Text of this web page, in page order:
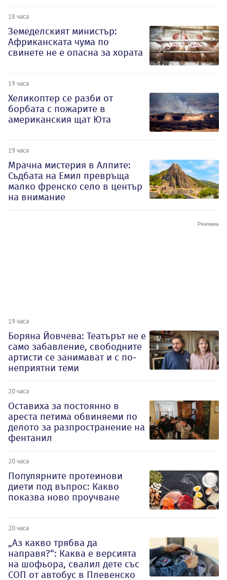
18 часа
Земеделският министър:
Африканската чума по
свинете не е опасна за хората
19 часа
Хеликоптер се разби от
борбата с пожарите в
американския щат Юта
19 часа
Мрачна мистерия в Алпите:
Съдбата на Емил превръща
малко френско село в център
на внимание
19 часа
Боряна Йовчева: Театърът не е
само забавление, свободните
артисти се занимават и с по-
неприятни теми
20 часа
Оставиха за постоянно в
ареста петима обвиняеми по
делото за разпространение на
фентанил
20 часа
Популярните протеинови
диети под въпрос: Какво
показва ново проучване
20 часа
„Аз какво трябва да
направя?“: Каква е версията
на шофьора, свалил дете със
СОП от автобус в Плевенско